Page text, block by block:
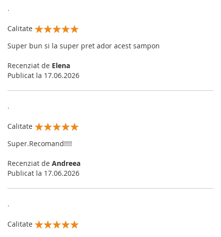
.
Calitate
Super bun si la super pret ador acest sampon
Recenziat de Elena
Publicat la 17.06.2026
.
Calitate
Super.Recomand!!!!
Recenziat de Andreea
Publicat la 17.06.2026
.
Calitate